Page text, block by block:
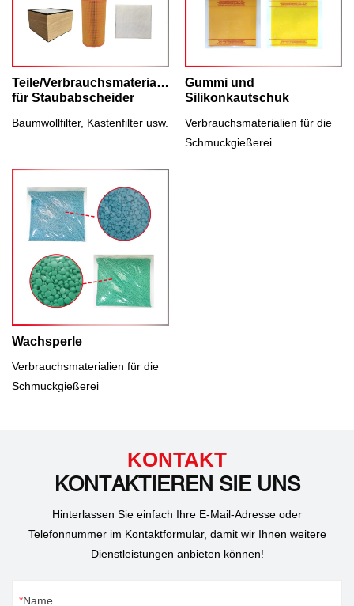
Teile/Verbrauchsmaterialien
für Staubabscheider
Baumwollfilter, Kastenfilter usw.
Gummi und
Silikonkautschuk
Verbrauchsmaterialien für die
Schmuckgießerei
Wachsperle
Verbrauchsmaterialien für die
Schmuckgießerei
KONTAKT
KONTAKTIEREN SIE UNS
Hinterlassen Sie einfach Ihre E-Mail-Adresse oder
Telefonnummer im Kontaktformular, damit wir Ihnen weitere
Dienstleistungen anbieten können!
Name